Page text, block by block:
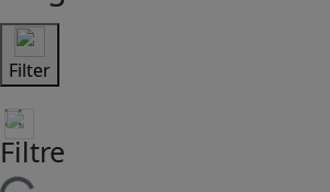
Filter
Filtre